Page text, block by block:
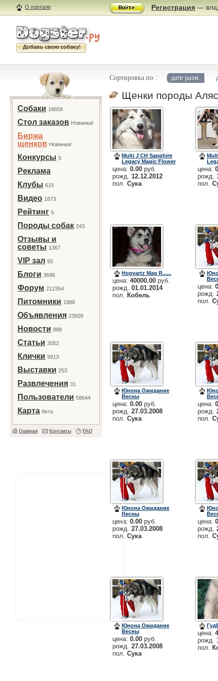
О портале Регистрация —
Добавь свою собаку!
Собаки 18658
Стол заказов Новинка!
Биржа
щенков Новинка!
Конкурсы 5
Реклама
Клубы 615
Видео 1873
Рейтинг 5
Породы собак 243
Отзывы и
советы 1367
VIP зал 55
Блоги 3696
Форум 212354
Питомники 1888
Объявления 23509
Новости 888
Статьи 2052
Клички 9913
Выставки 253
Развлечения 31
Пользователи 58644
Карта бета
Главная Контакты FAQ
Сортировка по : дате разм.
Щенки породы
Multi J CH Sapphire
Legacy Magic Flower
цена: 0.00 руб.
рожд. 12.12.2012
пол. Сука
цена:
рожд.
пол.
Hogvartz Mag R......
цена: 40000.00 руб.
рожд. 01.01.2014
пол. Кобель
цена:
рожд.
пол.
Юнона Ожидание
Весны
цена: 0.00 руб.
рожд. 27.03.2008
пол. Сука
цена:
рожд.
пол.
Юнона Ожидание
Весны
цена: 0.00 руб.
рожд. 27.03.2008
пол. Сука
цена:
рожд.
пол.
Юнона Ожидание
Весны
цена: 0.00 руб.
рожд. 27.03.2008
пол. Сука
цена:
рожд.
пол.